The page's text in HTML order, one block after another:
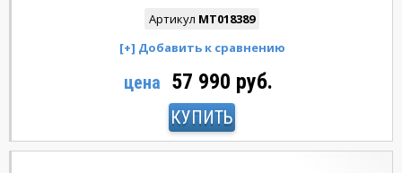
Артикул MT018389
цена 57 990 руб.
КУПИТЬ